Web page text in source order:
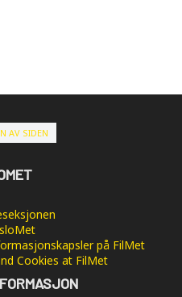
AV SIDEN
på FilMet
Cookies at FilMet